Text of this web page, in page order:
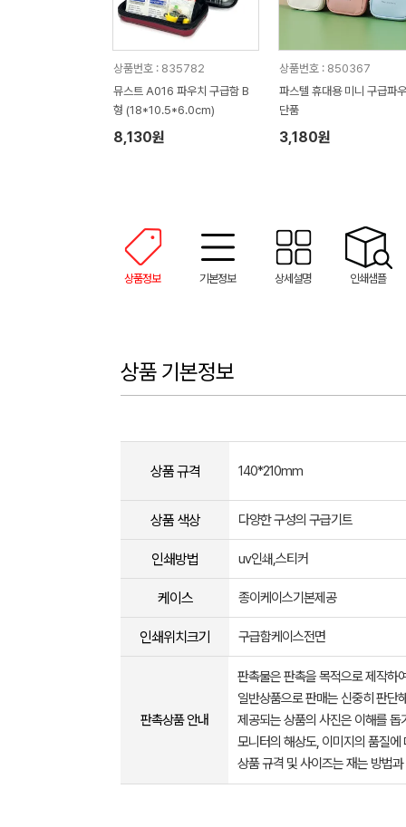
상품번호 : 835782
뮤스트 A016 파우치 구급함 B
형 (18*10.5*6.0cm)
8,130원
상품번호 : 850367
파스텔 휴대용 미니 구급파
단품
3,180원
상품정보 기본정보 상세설명 인쇄샘플
상품 기본정보
상품 규격 140*210mm
상품 색상 다양한 구성의 구급기트
인쇄방법 uv인쇄,스티커
케이스 종이케이스기본제공
인쇄위치크기 구급함케이스전면
판촉상품 안내
판촉물은 판촉을 목적으로 제작하
일반상품으로 판매는 신중히 판단
제공되는 상품의 사진은 이해를
모니터의 해상도, 이미지의 품질
상품 규격 및 사이즈는 재는 방법